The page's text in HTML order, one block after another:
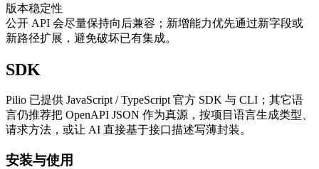
版本稳定性
公开 API 会尽量保持向后兼容；新增能力优先通过新字段或
新路径扩展，避免破坏已有集成。
SDK
Pilio 已提供 JavaScript / TypeScript 官方 SDK 与 CLI；其它语
言仍推荐把 OpenAPI JSON 作为真源，按项目语言生成类型、
请求方法，或让 AI 直接基于接口描述写薄封装。
安装与使用